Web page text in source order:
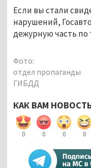
Если вы стали
нарушений,
дежурную часть по
Фото:
отдел пропаганды
ГИБДД
КАК ВАМ
0 0 0 0